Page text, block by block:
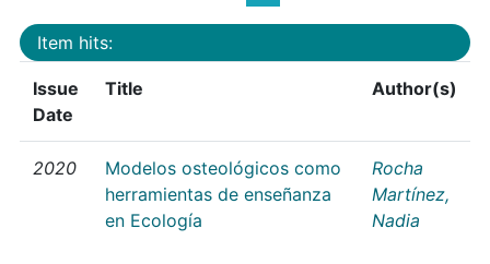
Item hits:
Issue
Date
Title Author(s)
2020
Modelos osteológicos como
herramientas de enseñanza
en Ecología
Rocha
Martínez,
Nadia